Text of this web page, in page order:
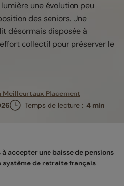
une évolution peu
des seniors. Une
désormais disposée à
collectif pour préserver le
Meilleurtaux Placement
Temps de lecture : 4 min
à accepter une baisse de pensions
système de retraite français